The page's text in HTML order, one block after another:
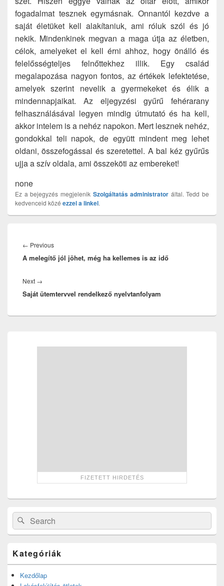
fogadalmat tesznek egymásnak. Onnantól kezdve a
saját életüket kell alakítaniuk, ami róluk szól és jó
nekik. Mindenkinek megvan a maga útja az életben,
célok, amelyeket el kell érni ahhoz, hogy önálló és
felelősségteljes felnőttekhez illik. Egy család
megalapozása nagyon fontos, az értékek lefektetése,
amelyek szerint nevelik a gyermekeket és élik a
mindennapjaikat. Az eljegyzési gyűrű fehérarany
felhasználásával legyen mindig útmutató és ha kell,
akkor intelem is a nehéz napokon. Mert lesznek nehéz,
gondokkal teli napok, de együtt mindent meg lehet
oldani, összefogással és szeretettel. A bal kéz gyűrűs
ujja a szív oldala, ami összeköti az embereket!
none
Ez a bejegyzés megjelenik Szolgáltatás administrator által. Tedd be
kedvenceid közé ezzel a linkel.
navigáció
← PreviousPrevious
post:
A melegítő jól jöhet, még ha kellemes is az idő
Next →
post:
Saját ütemtervvel rendelkező nyelvtanfolyam
Search
for:
Search
Kategóriák
Kezdőlap